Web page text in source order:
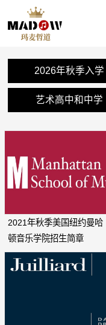
2026年秋季入学
艺术高中和中学
2021年秋季美国纽约曼哈
顿音乐学院招生简章